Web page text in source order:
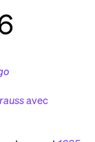
avec